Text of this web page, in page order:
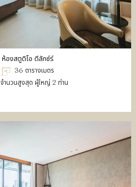
ห้องสตูดิโอ ดีลักซ์ร์
36 ตารางเมตร
จำนวนสูงสุด ผู้ใหญ่ 2 ท่าน